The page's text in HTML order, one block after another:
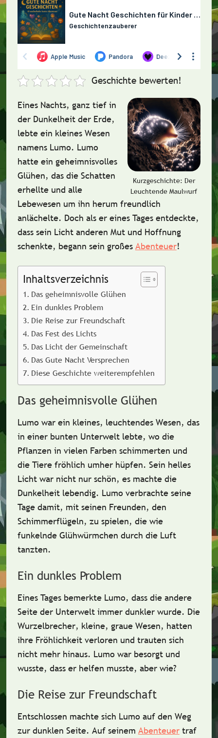
Geschichte bewerten!
Kurzgeschichte: Der
Leuchtende Maulwurf
Eines Nachts, ganz tief in
der Dunkelheit der Erde,
lebte ein kleines Wesen
namens Lumo. Lumo
hatte ein geheimnisvolles
Glühen, das die Schatten
erhellte und alle
Lebewesen um ihn herum freundlich
anlächelte. Doch als er eines Tages entdeckte,
dass sein Licht anderen Mut und Hoffnung
schenkte, begann sein großes Abenteuer!
Inhaltsverzeichnis
Das geheimnisvolle Glühen
Ein dunkles Problem
Die Reise zur Freundschaft
Das Fest des Lichts
Das Licht der Gemeinschaft
Das Gute Nacht Versprechen
Diese Geschichte weiterempfehlen
Das geheimnisvolle Glühen
Lumo war ein kleines, leuchtendes Wesen, das
in einer bunten Unterwelt lebte, wo die
Pflanzen in vielen Farben schimmerten und
die Tiere fröhlich umher hüpfen. Sein helles
Licht war nicht nur schön, es machte die
Dunkelheit lebendig. Lumo verbrachte seine
Tage damit, mit seinen Freunden, den
Schimmerflügeln, zu spielen, die wie
funkelnde Glühwürmchen durch die Luft
tanzten.
Ein dunkles Problem
Eines Tages bemerkte Lumo, dass die andere
Seite der Unterwelt immer dunkler wurde. Die
Wurzelbrecher, kleine, graue Wesen, hatten
ihre Fröhlichkeit verloren und trauten sich
nicht mehr hinaus. Lumo war besorgtund
wusste, dass er helfen musste, aber wie?
Die Reise zur Freundschaft
Entschlossen machte sich Lumo auf den Weg
zur dunklen Seite. Auf seinem Abenteuertraf